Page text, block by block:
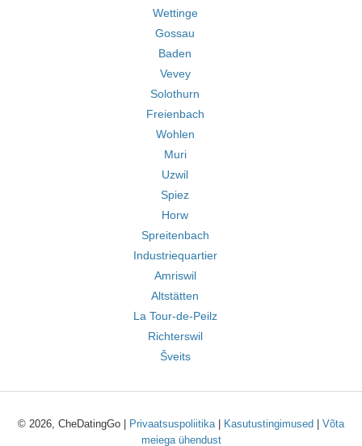
Wettinge
Gossau
Baden
Vevey
Solothurn
Freienbach
Wohlen
Muri
Uzwil
Spiez
Horw
Spreitenbach
Industriequartier
Amriswil
Altstätten
La Tour-de-Peilz
Richterswil
Šveits
© 2026, CheDatingGo | Privaatsuspoliitika| Kasutustingimused
Võta
meiega ühendust